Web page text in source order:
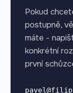
Pokud
postupně,
máte -
konkrétní
první